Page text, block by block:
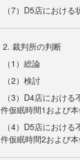
（7）D5店における
2. 裁判所の判断
（1）総論
（2）検討
（3）D4店におけ
件仮眠時間1および
（4）D5店におけ
件仮眠時間2および